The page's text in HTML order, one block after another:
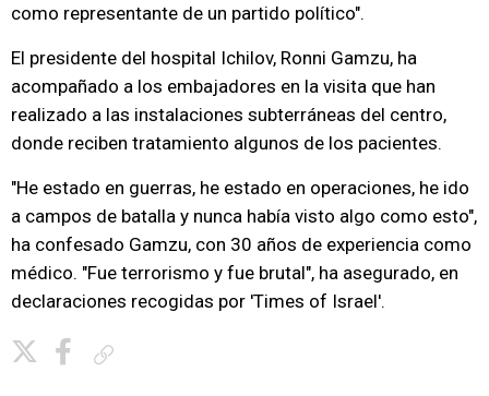
como representante de un partido político".
El presidente del hospital Ichilov, Ronni Gamzu, ha
acompañado a los embajadores en la visita que han
realizado a las instalaciones subterráneas del centro,
donde reciben tratamiento algunos de los pacientes.
"He estado en guerras, he estado en operaciones, he ido
a campos de batalla y nunca había visto algo como esto",
ha confesado Gamzu, con 30 años de experiencia como
médico. "Fue terrorismo y fue brutal", ha asegurado, en
declaraciones recogidas por 'Times of Israel'.